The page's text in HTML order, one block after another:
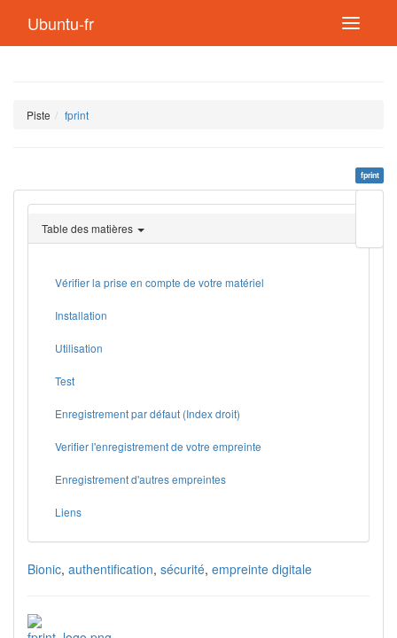
Ubuntu-fr
Piste fprint
fprint
page
Table des matières
Vérifier la prise en compte de votre matériel
Installation
Utilisation
Test
Enregistrement par défaut (Index droit)
Verifier l'enregistrement de votre empreinte
Enregistrement d'autres empreintes
Liens
Bionic, authentification, sécurité, empreinte digitale